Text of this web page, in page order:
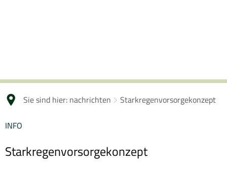
Sie sind hier: nachrichten Starkregenvorsorgekonzept
INFO
Starkregenvorsorgekonzept